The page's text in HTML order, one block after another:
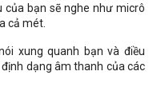
của bạn sẽ nghe như micrô
cả mét.
xung quanh bạn và điều
dạng âm thanh của các